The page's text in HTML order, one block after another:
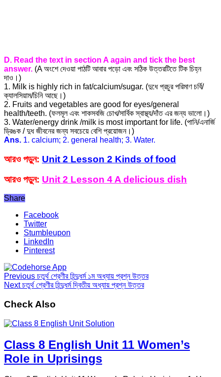
D. Read the text in section A again and tick the best
answer. (A অংশে দেওয়া পাঠটি আবার পড়ো এবং সঠিক উত্তরটিতে টিক চিহ্ন
দাও।)
1. Milk is highly rich in fat/calcium/sugar. (দুধে প্রচুর পরিমাণ চর্বি/
ক্যালসিয়াম/চিনি আছে।)
2. Fruits and vegetables are good for eyes/general
health/teeth. (ফলমূল এবং শাকসবজি চোখ/সার্বিক স্বাস্থ্য/দাঁত এর জন্য ভালো।)
3. Water/energy drink /milk is most important for life. (পানি/এনার্জি
ড্রিঙক / দুধ জীবনের জন্য সবচেয়ে বেশি প্রয়োজন।)
Ans. 1. calcium; 2. general health; 3. Water.
আরও পড়ুন: Unit 2 Lesson 2 Kinds of food
আরও পড়ুন: Unit 2 Lesson 4 A delicious dish
Share
Facebook
Twitter
Stumbleupon
LinkedIn
Pinterest
Previous চতুর্থ শ্রেণীর হিন্দুধর্ম ১ম অধ্যায় প্রশ্ন উত্তর
Nextচতুর্থ শ্রেণীর হিন্দুধর্ম দ্বিতীয় অধ্যায় প্রশ্ন উত্তর
Check Also
Class 8 English Unit 11 Women’s
Role in Uprisings